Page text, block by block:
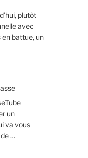
plutôt
avec
en battue, un
un
va vous
…